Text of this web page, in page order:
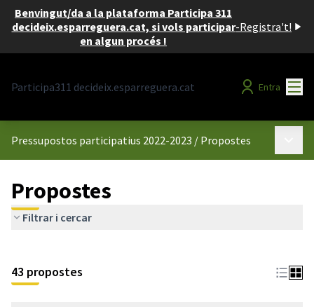
Benvingut/da a la plataforma Participa 311
decideix.esparreguera.cat, si vols participar
en algun procés !
-Registra't!
Participa311 decideix.esparreguera.cat Entra
Pressupostos participatius 2022-2023 / Propostes
Propostes
Filtrar i cercar
43 propostes